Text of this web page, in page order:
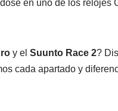
en uno de los relojes
y el Suunto Race 2?
cada apartado y